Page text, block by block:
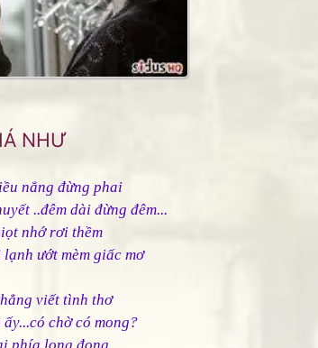
NHƯ
nắng đừng phai
..đêm dài đừng đêm...
nhớ rơi thềm
ướt mèm giấc mơ
viết tình thơ
chờ có mong?
phía long đong